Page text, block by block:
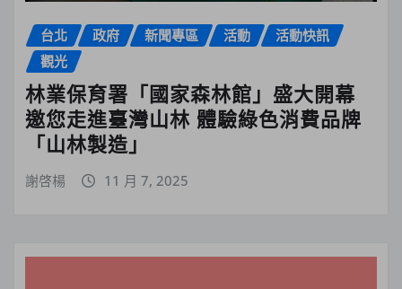
台北 政府 新聞專區 活動
活動快訊
觀光
林業保育署「國家森林館」盛大開幕
邀您走進臺灣山林 體驗綠色消費品牌
「山林製造」
謝啓楊 11 月 7, 2025